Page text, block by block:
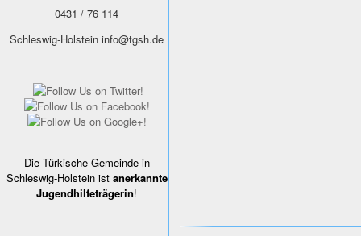
0431 / 76 114
Schleswig-Holstein info@tgsh.de
Die Türkische Gemeinde in
Schleswig-Holstein ist anerkannte
Jugendhilfeträgerin!